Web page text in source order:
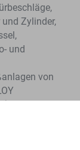
Zylinder,
und
von
Profitieren